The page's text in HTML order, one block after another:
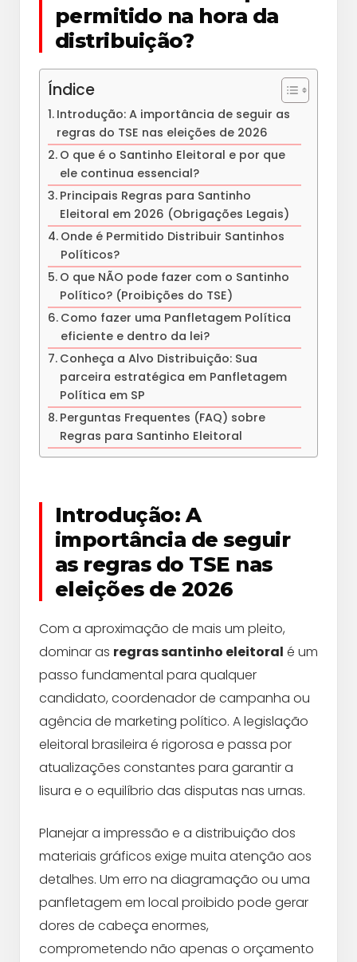
permitido na hora da
distribuição?
Índice
Introdução: A importância de seguir as
regras do TSE nas eleições de 2026
O que é o Santinho Eleitoral e por que
ele continua essencial?
Principais Regras para Santinho
Eleitoral em 2026 (Obrigações Legais)
Onde é Permitido Distribuir Santinhos
Políticos?
O que NÃO pode fazer com o Santinho
Político? (Proibições do TSE)
Como fazer uma Panfletagem Política
eficiente e dentro da lei?
Conheça a Alvo Distribuição: Sua
parceira estratégica em Panfletagem
Política em SP
Perguntas Frequentes (FAQ) sobre
Regras para Santinho Eleitoral
Introdução: A
importância de seguir
as regras do TSE nas
eleições de 2026
Com a aproximação de mais um pleito,
dominar as regras santinho eleitoral é um
passo fundamental para qualquer
candidato, coordenador de campanha ou
agência de marketing político. A legislação
eleitoral brasileira é rigorosa e passa por
atualizações constantes para garantir a
lisura e o equilíbrio das disputas nas urnas.
Planejar a impressão e a distribuição dos
materiais gráficos exige muita atenção aos
detalhes. Um erro na diagramação ou uma
panfletagem em local proibido pode gerar
dores de cabeça enormes,
comprometendo não apenas o orçamento